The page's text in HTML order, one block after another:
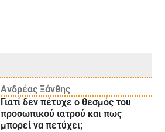
Ανδρέας Ξάνθης
Γιατί δεν πέτυχε ο θεσμός του
προσωπικού ιατρού και πως
μπορεί να πετύχει;